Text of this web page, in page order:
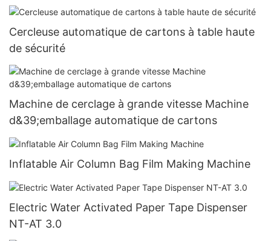
Cercleuse automatique de cartons à table haute
de sécurité
Machine de cerclage à grande vitesse Machine
d&39;emballage automatique de cartons
Inflatable Air Column Bag Film Making Machine
Electric Water Activated Paper Tape Dispenser
NT-AT 3.0